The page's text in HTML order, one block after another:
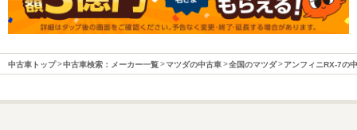
中古車トップ 中古車検索：メーカー一覧 マツダの中古車 全国のマツダ アンフィニRX-7の